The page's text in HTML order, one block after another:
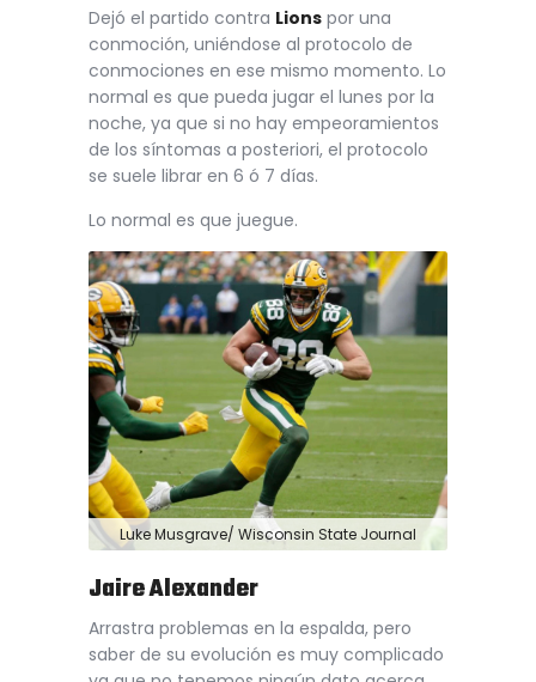
Dejó el partido contra Lions por una
conmoción, uniéndose al protocolo de
conmociones en ese mismo momento. Lo
normal es que pueda jugar el lunes por la
noche, ya que si no hay empeoramientos
de los síntomas a posteriori, el protocolo
se suele librar en 6 ó 7 días.
Lo normal es que juegue.
Luke Musgrave/ Wisconsin State Journal
Jaire Alexander
Arrastra problemas en la espalda, pero
saber de su evolución es muy complicado